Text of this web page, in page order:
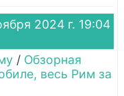
2024 г. 19:04
/ Обзорная
весь Рим за